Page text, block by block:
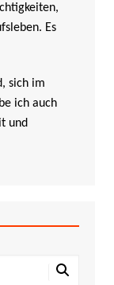
Es
sich im
ich auch
und